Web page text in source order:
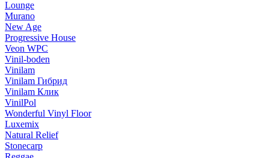
Lounge
Murano
New Age
Progressive House
Veon WPC
Vinil-boden
Vinilam
Vinilam Гибрид
Vinilam Клик
VinilPol
Wonderful Vinyl Floor
Luxemix
Natural Relief
Stonecarp